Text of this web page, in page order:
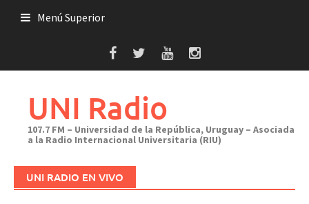
Menú Superior
UNI Radio
107.7 FM – Universidad de la República, Uruguay – Asociada
a la Radio Internacional Universitaria (RIU)
UNI RADIO EN VIVO